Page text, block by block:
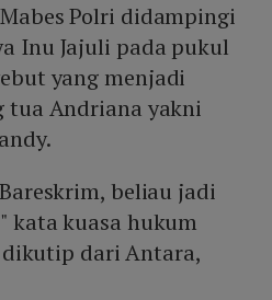
Polri didampingi
Inu Jajuli pada pukul
yang menjadi
tua Andriana yakni
beliau jadi
kata kuasa hukum
dari Antara,